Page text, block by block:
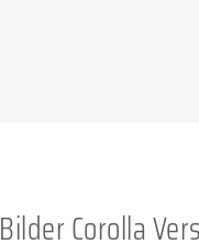
Bilder Corolla